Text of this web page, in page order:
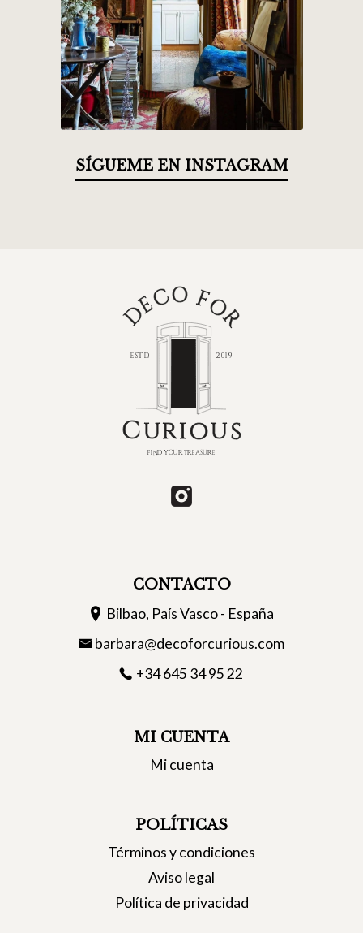
SÍGUEME EN INSTAGRAM
CONTACTO
Bilbao, País Vasco - España
barbara@decoforcurious.com
+34 645 34 95 22
MI CUENTA
Mi cuenta
POLÍTICAS
Términos y condiciones
Aviso legal
Política de privacidad